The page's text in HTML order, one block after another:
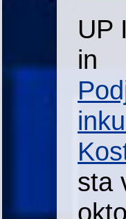
UP
in
sta